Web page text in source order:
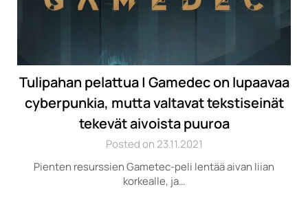
Tulipahan pelattua | Gamedec on lupaavaa
cyberpunkia, mutta valtavat tekstiseinät
tekevät aivoista puuroa
Posted on 23.11.2021
Pienten resurssien Gametec-peli lentää aivan liian
korkealle, ja…